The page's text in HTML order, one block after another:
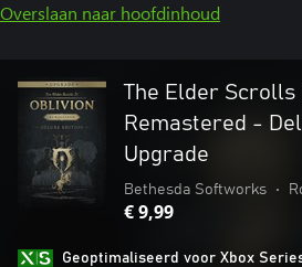
Overslaan naar hoofdinhoud
The Elder Scrolls
Remastered -
Upgrade
Bethesda Softworks •
€ 9,99
Geoptimaliseerd voor Xbox